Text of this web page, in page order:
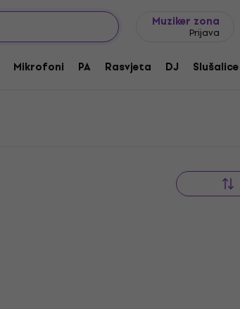
Muziker zona
Prijava
Mikrofoni PA Rasvjeta DJ Slušalice